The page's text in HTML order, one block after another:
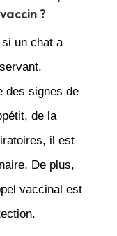
?
un chat a
des signes de
de la
il est
De plus,
vaccinal est